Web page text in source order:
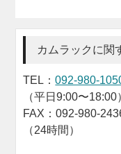
カムラックに関
TEL：092-980-
（平日9:00〜18:00
FAX：092-980-
（24時間）